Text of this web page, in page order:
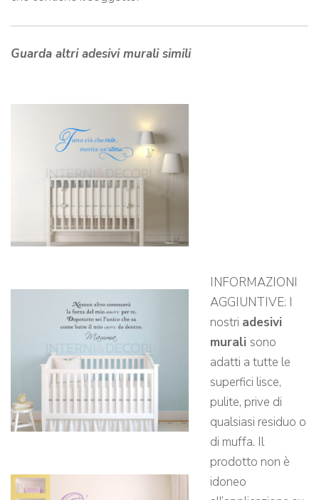
Guarda altri adesivi murali simili
INFORMAZIONI
AGGIUNTIVE: I
nostri adesivi
murali sono
adatti a tutte le
superfici lisce,
pulite, prive di
qualsiasi residuo o
di muffa. Il
prodotto non è
idoneo